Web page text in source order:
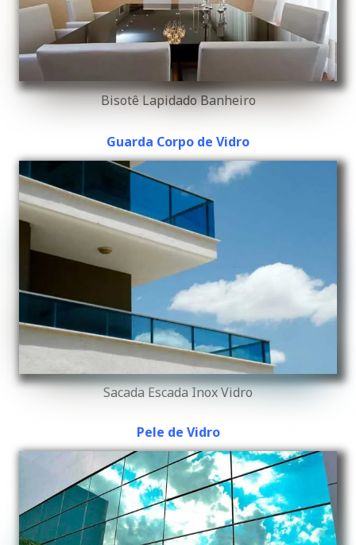
Bisotê Lapidado Banheiro
Guarda Corpo de Vidro
Sacada Escada Inox Vidro
Pele de Vidro